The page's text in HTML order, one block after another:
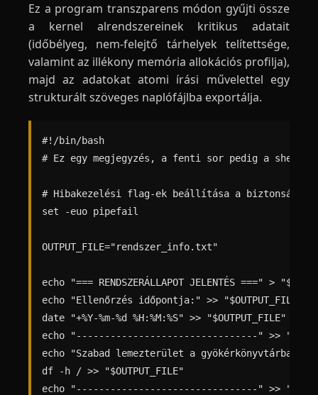
Ez a program transzparens módon gyűjti össze
a kernel alrendszereinek kritikus adatait
(időbélyeg, nem-felejtő tárhelyek telítettsége,
valamint az illékony memória allokációs profilja),
majd az adatokat atomi írási művelettel egy
strukturált szöveges naplófájlba exportálja.
#!/bin/bash
# Ez egy megjegyzés, a fenti sor pedig a
# Hibakezelési flag-ek beállítása a biztonságos
set -euo pipefail
OUTPUT_FILE="rendszer_info.txt"
echo "=== RENDSZERÁLLAPOT JELENTÉS ===" >
echo "Ellenőrzés időpontja:" >> "$OUTPUT_FILE"
date "+%Y-%m-%d %H:%M:%S" >> "$OUTPUT_FILE"
echo "--------------------------------" >>
echo "Szabad lemezterület a gyökérkönyvtárban (/)
df -h / >> "$OUTPUT_FILE"
echo "--------------------------------" >>